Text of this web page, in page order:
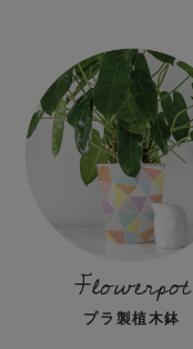
Flowerpot
プラ製植木鉢